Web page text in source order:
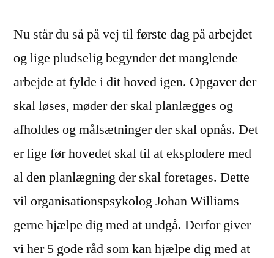
Nu står du så på vej til første dag på arbejdet
og lige pludselig begynder det manglende
arbejde at fylde i dit hoved igen. Opgaver der
skal løses, møder der skal planlægges og
afholdes og målsætninger der skal opnås. Det
er lige før hovedet skal til at eksplodere med
al den planlægning der skal foretages. Dette
vil organisationspsykolog Johan Williams
gerne hjælpe dig med at undgå. Derfor giver
vi her 5 gode råd som kan hjælpe dig med at